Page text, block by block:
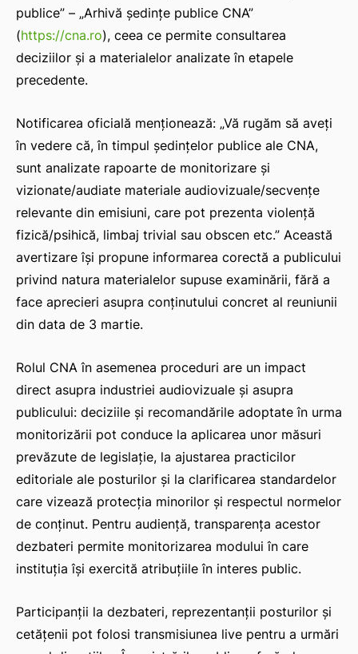
publice” – „Arhivă ședințe publice CNA”
(https://cna.ro), ceea ce permite consultarea
deciziilor și a materialelor analizate în etapele
precedente.
Notificarea oficială menționează: „Vă rugăm să aveți
în vedere că, în timpul ședințelor publice ale CNA,
sunt analizate rapoarte de monitorizare și
vizionate/audiate materiale audiovizuale/secvențe
relevante din emisiuni, care pot prezenta violență
fizică/psihică, limbaj trivial sau obscen etc.” Această
avertizare își propune informarea corectă a publicului
privind natura materialelor supuse examinării, fără a
face aprecieri asupra conținutului concret al reuniunii
din data de 3 martie.
Rolul CNA în asemenea proceduri are un impact
direct asupra industriei audiovizuale și asupra
publicului: deciziile și recomandările adoptate în urma
monitorizării pot conduce la aplicarea unor măsuri
prevăzute de legislație, la ajustarea practicilor
editoriale ale posturilor și la clarificarea standardelor
care vizează protecția minorilor și respectul normelor
de conținut. Pentru audiență, transparența acestor
dezbateri permite monitorizarea modului în care
instituția își exercită atribuțiile în interes public.
Participanții la dezbateri, reprezentanții posturilor și
cetățenii pot folosi transmisiunea live pentru a urmări